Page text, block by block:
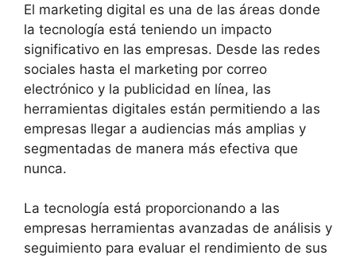
El marketing digital es una de las áreas donde
la tecnología está teniendo un impacto
significativo en las empresas. Desde las redes
sociales hasta el marketing por correo
electrónico y la publicidad en línea, las
herramientas digitales están permitiendo a las
empresas llegar a audiencias más amplias y
segmentadas de manera más efectiva que
nunca.
La tecnología está proporcionando a las
empresas herramientas avanzadas de análisis y
seguimiento para evaluar el rendimiento de sus